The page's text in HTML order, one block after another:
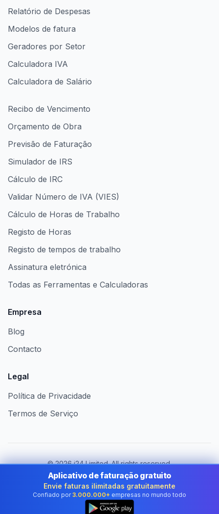
Relatório de Despesas
Modelos de fatura
Geradores por Setor
Calculadora IVA
Calculadora de Salário
Recibo de Vencimento
Orçamento de Obra
Previsão de Faturação
Simulador de IRS
Cálculo de IRC
Validar Número de IVA (VIES)
Cálculo de Horas de Trabalho
Registo de Horas
Registo de tempos de trabalho
Assinatura eletrónica
Todas as Ferramentas e Calculadoras
Empresa
Blog
Contacto
Legal
Política de Privacidade
Termos de Serviço
©2026i24 Limited. All rights reserved.
Ao serviço das empresas em Portugal
Mudar de país:
Portugal
Aplicativo de faturação gratuito
Envie faturas ilimitadas gratuitamente
Confiado por 3.000.000+ empresas no mundo todo